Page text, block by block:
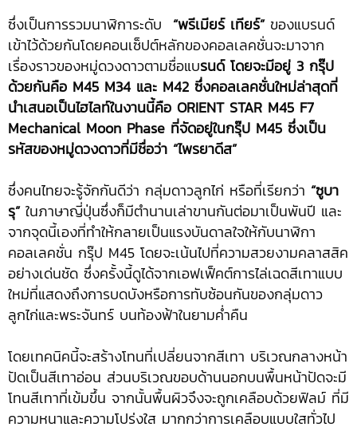
ซึ่งเป็นการรวมนาฬิการะดับ “พรีเมียร์ เทียร์”ของแบรนด์
เข้าไว้ด้วยกันโดยคอนเซ็ปต์หลักของคอลเลคชั่นจะมาจาก
เรื่องราวของหมู่ดวงดาวตามชื่อแบรนด์ โดยจะมีอยู่ 3 กรุ๊ป
ด้วยกันคือ M45 M34 และ M42 ซึ่งคอลเลคชั่นใหม่ล่าสุดที่
นำเสนอเป็นไฮไลท์ในงานนี้คือ ORIENT STAR M45 F7
Mechanical Moon Phase ที่จัดอยู่ในกรุ๊ป M45 ซึ่งเป็น
รหัสของหมู่ดวงดาวที่มีชื่อว่า “ไพรยาดีส”
ซึ่งคนไทยจะรู้จักกันดีว่า กลุ่มดาวลูกไก่ หรือที่เรียกว่า “ซูบา
รุ”ในภาษาญี่ปุ่นซึ่งก็มีตำนานเล่าขานกันต่อมาเป็นพันปี และ
จากจุดนี้เองที่ทำให้กลายเป็นแรงบันดาลใจให้กับนาฬิกา
คอลเลคชั่น กรุ๊ป M45 โดยจะเน้นไปที่ความสวยงามคลาสสิค
อย่างเด่นชัด ซึ่งครั้งนี้ดูได้จากเอฟเฟ็คต์การไล่เฉดสีเทาแบบ
ใหม่ที่แสดงถึงการบดบังหรือการทับซ้อนกันของกลุ่มดาว
ลูกไก่และพระจันทร์ บนท้องฟ้าในยามค่ำคืน
โดยเทคนิคนี้จะสร้างโทนที่เปลี่ยนจากสีเทา บริเวณกลางหน้า
ปัดเป็นสีเทาอ่อน ส่วนบริเวณขอบด้านนอกบนพื้นหน้าปัดจะมี
โทนสีเทาที่เข้มขึ้น จากนั้นพื้นผิวจึงจะถูกเคลือบด้วยฟิลม์ ที่มี
ความหนาและความโปร่งใส มากกว่าการเคลือบแบบใสทั่วไป